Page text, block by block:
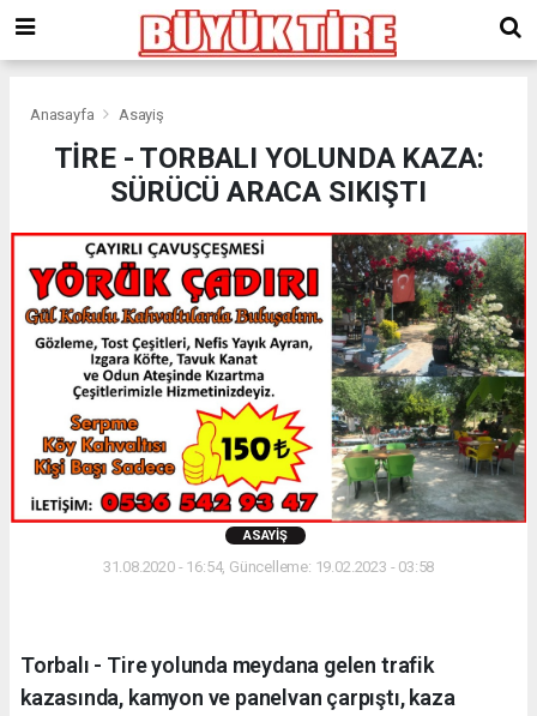
giriş
kingroyal
Anasayfa Asayiş
TİRE - TORBALI YOLUNDA KAZA:
SÜRÜCÜ ARACA SIKIŞTI
ASAYIŞ
31.08.2020 - 16:54, Güncelleme: 19.02.2023 - 03:58
Torbalı - Tire yolunda meydana gelen trafik
kazasında, kamyon ve panelvan çarpıştı, kaza